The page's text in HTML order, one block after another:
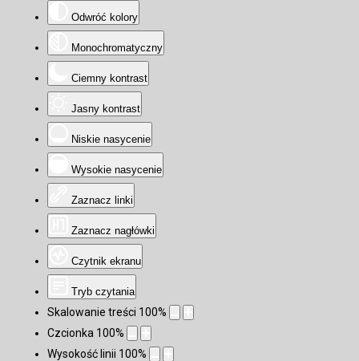
Odwróć kolory
Monochromatyczny
Ciemny kontrast
Jasny kontrast
Niskie nasycenie
Wysokie nasycenie
Zaznacz linki
Zaznacz nagłówki
Czytnik ekranu
Tryb czytania
Skalowanie treści 100%
Czcionka 100%
Wysokość linii 100%